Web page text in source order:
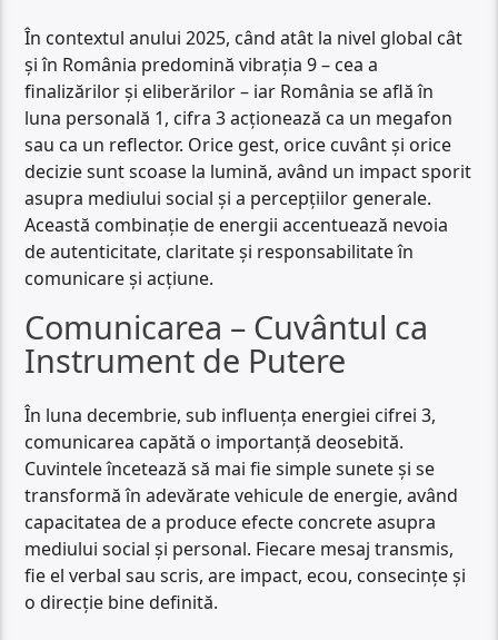
În contextul anului 2025, când atât la nivel global cât
și în România predomină vibrația 9 – cea a
finalizărilor și eliberărilor – iar România se află în
luna personală 1, cifra 3 acționează ca un megafon
sau ca un reflector. Orice gest, orice cuvânt și orice
decizie sunt scoase la lumină, având un impact sporit
asupra mediului social și a percepțiilor generale.
Această combinație de energii accentuează nevoia
de autenticitate, claritate și responsabilitate în
comunicare și acțiune.
Comunicarea – Cuvântul ca
Instrument de Putere
În luna decembrie, sub influența energiei cifrei 3,
comunicarea capătă o importanță deosebită.
Cuvintele încetează să mai fie simple sunete și se
transformă în adevărate vehicule de energie, având
capacitatea de a produce efecte concrete asupra
mediului social și personal. Fiecare mesaj transmis,
fie el verbal sau scris, are impact, ecou, consecințe și
o direcție bine definită.